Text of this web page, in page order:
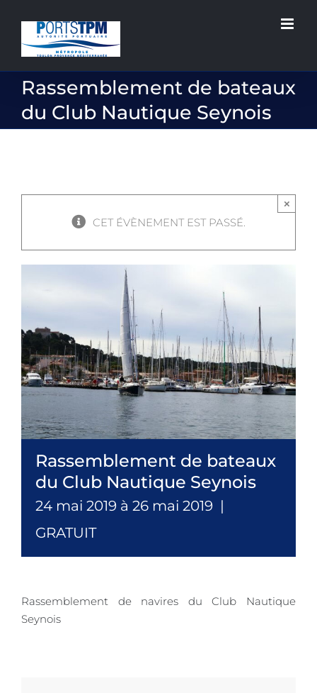
contenu
Rassemblement de bateaux
du Club Nautique Seynois
CET ÉVÈNEMENT EST PASSÉ.
×
Rassemblement de bateaux
du Club Nautique Seynois
24 mai 2019 à 26 mai 2019 |
GRATUIT
Rassemblement de navires du Club Nautique
Seynois